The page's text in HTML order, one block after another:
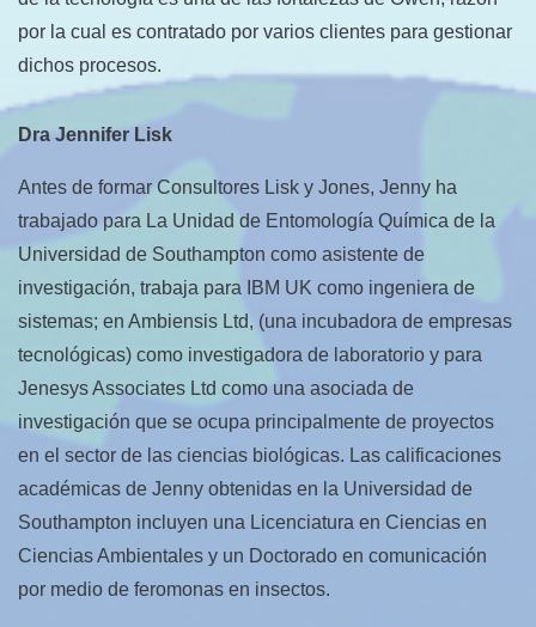
por la cual es contratado por varios clientes para gestionar
dichos procesos.
Dra Jennifer Lisk
Antes de formar Consultores Lisk y Jones, Jenny ha
trabajado para La Unidad de Entomología Química de la
Universidad de Southampton como asistente de
investigación, trabaja para IBM UK como ingeniera de
sistemas; en Ambiensis Ltd, (una incubadora de empresas
tecnológicas) como investigadora de laboratorio y para
Jenesys Associates Ltd como una asociada de
investigación que se ocupa principalmente de proyectos
en el sector de las ciencias biológicas. Las calificaciones
académicas de Jenny obtenidas en la Universidad de
Southampton incluyen una Licenciatura en Ciencias en
Ciencias Ambientales y un Doctorado en comunicación
por medio de feromonas en insectos.